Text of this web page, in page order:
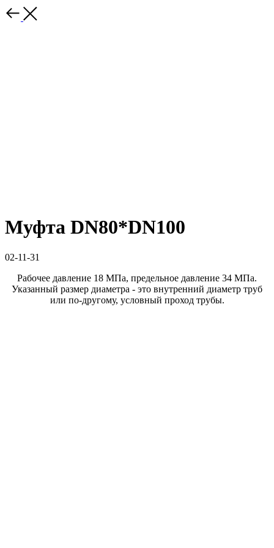
Муфта DN80*DN100
02-11-31
Рабочее давление 18 МПа, предельное давление 34 МПа.
Указанный размер диаметра - это внутренний диаметр труб
или по-другому, условный проход трубы.